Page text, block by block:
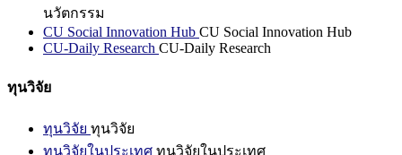
นวัตกรรม
CU Social Innovation Hub CU Social Innovation Hub
CU-Daily Research CU-Daily Research
ทุนวิจัย
ทุนวิจัย ทุนวิจัย
ทุนวิจัยในประเทศ ทุนวิจัยในประเทศ